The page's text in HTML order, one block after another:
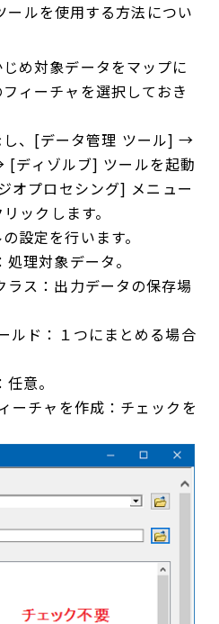
ルを使用する方法につい
め対象データをマップに
ィーチャを選択しておき
、[データ管理 ツール] →
ディゾルブ] ツールを起動
オプロセシング] メニュー
ックします。
設定を行います。
理対象データ。
ラス：出力データの保存場
ルド：１つにまとめる場合
意。
ーチャを作成：チェックを